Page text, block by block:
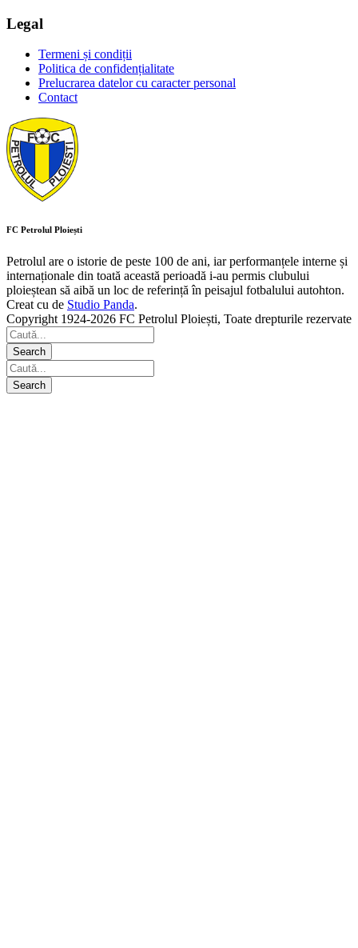
Legal
Termeni și condiții
Politica de confidențialitate
Prelucrarea datelor cu caracter personal
Contact
FC Petrolul Ploiești
Petrolul are o istorie de peste 100 de ani, iar performanțele interne și
internaționale din toată această perioadă i-au permis clubului
ploieștean să aibă un loc de referință în peisajul fotbalului autohton.
Creat cu de Studio Panda.
Copyright 1924-2026 FC Petrolul Ploiești, Toate drepturile rezervate